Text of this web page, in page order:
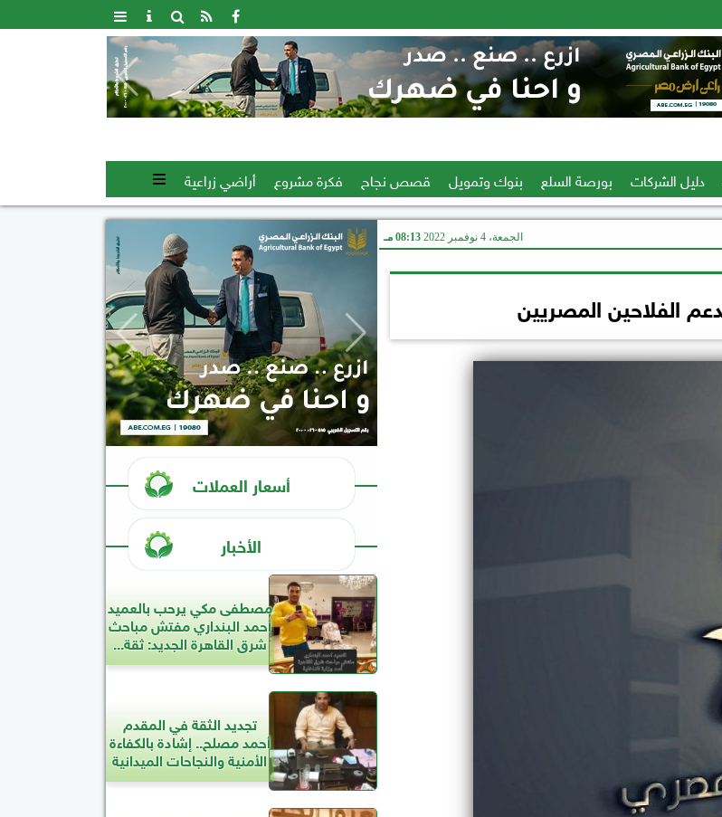
دليل الشركات بورصة السلع بنوك وتمويل قصص نجاح فكرة مشروع أراضي زراعية
الجمعة، 4 نوفمبر 2022 08:13 مـ
أسعار العملات
الأخبار
مصطفى مكي يرحب بالعميد
أحمد البنداري مفتش مباحث
شرق القاهرة الجديد: ثقة...
تجديد الثقة في المقدم
أحمد مصلح.. إشادة بالكفاءة
الأمنية والنجاحات الميدانية